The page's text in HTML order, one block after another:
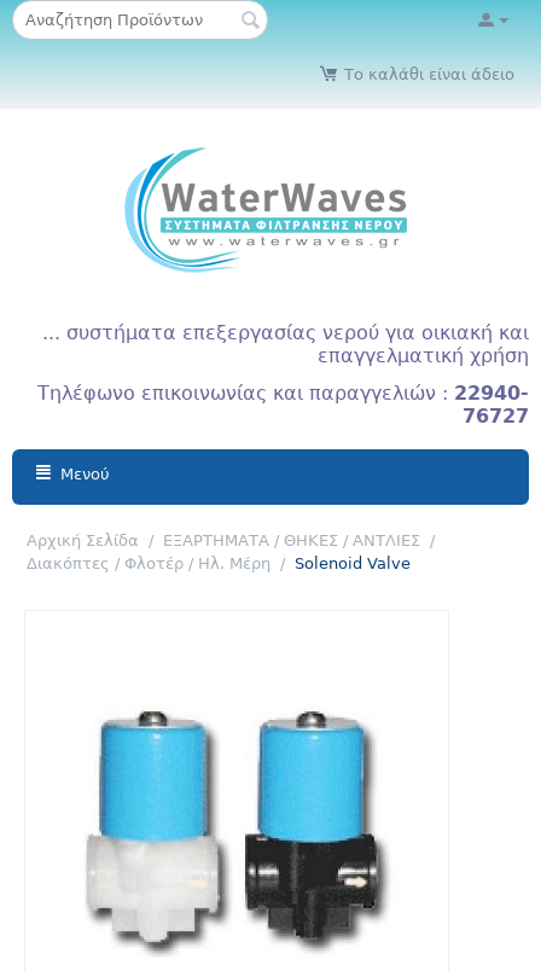
Το καλάθι είναι άδειο
... συστήματα επεξεργασίας νερού για οικιακή και
επαγγελματική χρήση
Τηλέφωνο επικοινωνίας και παραγγελιών : 22940-
76727
Μενού
Αρχική Σελίδα / ΕΞΑΡΤΗΜΑΤΑ / ΘΗΚΕΣ / ΑΝΤΛΙΕΣ /
Διακόπτες / Φλοτέρ / Ηλ. Μέρη
/ Solenoid Valve